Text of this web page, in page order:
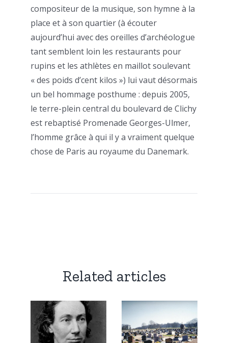
compositeur de la musique, son hymne à la
place et à son quartier (à écouter
aujourd’hui avec des oreilles d’archéologue
tant semblent loin les restaurants pour
rupins et les athlètes en maillot soulevant
« des poids d’cent kilos ») lui vaut désormais
un bel hommage posthume : depuis 2005,
le terre-plein central du boulevard de Clichy
est rebaptisé Promenade Georges-Ulmer,
l’homme grâce à qui il y a vraiment quelque
chose de Paris au royaume du Danemark.
Related articles